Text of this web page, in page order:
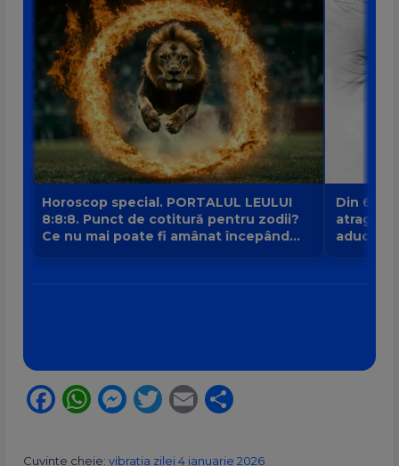
Horoscop special. PORTALUL LEULUI
8:8:8. Punct de cotitură pentru zodii?
Ce nu mai poate fi amânat începând
Din 6
atrage
aduce
Facebook
WhatsApp
Messenger
Twitter
Email
Cuvinte cheie: vibratia zilei 4 ianuarie 2026